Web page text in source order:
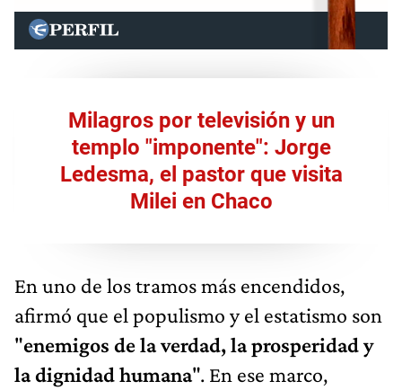
Milagros por televisión y un
templo "imponente": Jorge
Ledesma, el pastor que visita
Milei en Chaco
En uno de los tramos más encendidos,
afirmó que el populismo y el estatismo son
"enemigos de la verdad, la prosperidad y
la dignidad humana". En ese marco,